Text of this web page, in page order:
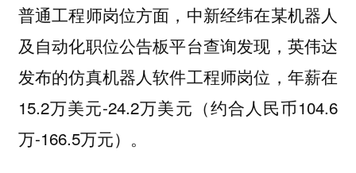
普通工程师岗位方面，中新经纬在某机器人
及自动化职位公告板平台查询发现，英伟达
发布的仿真机器人软件工程师岗位，年薪在
15.2万美元-24.2万美元（约合人民币104.6
万-166.5万元）。